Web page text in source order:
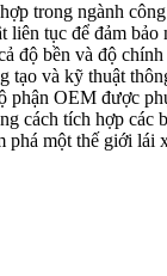
trong ngành
tục để đảm
độ bền và độ
và kỹ thuật
OEM được
tích hợp
một thế giới